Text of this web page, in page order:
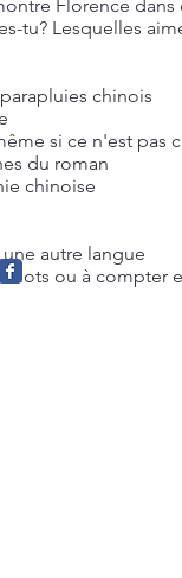
Florence dans
tu? Lesquelles
chinois
si ce n'est pas
du roman
chinoise
autre langue
ou à compter